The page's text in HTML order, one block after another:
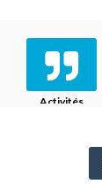
Activités